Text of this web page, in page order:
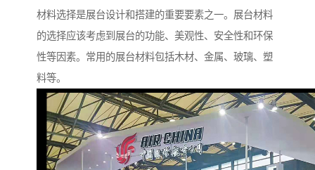
材料选择是展台设计和搭建的重要要素之一。展台材料
的选择应该考虑到展台的功能、美观性、安全性和环保
性等因素。常用的展台材料包括木材、金属、玻璃、塑
料等。